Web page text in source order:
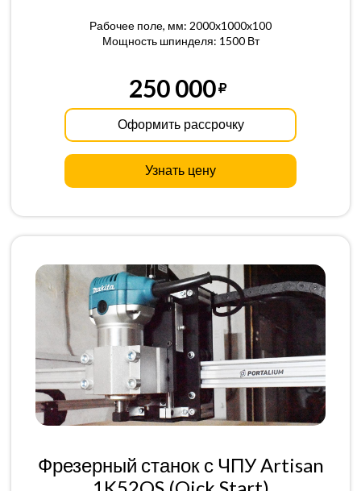
Рабочее поле, мм: 2000x1000x100
Мощность шпинделя: 1500 Вт
250 000
Оформить рассрочку
Узнать цену
Фрезерный станок с ЧПУ Artisan